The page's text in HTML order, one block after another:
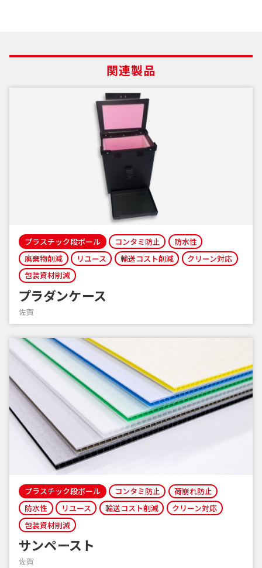
関連製品
プラスチック段ボール コンタミ防止
防水性
廃棄物削減
リユース 輸送コスト削減
クリーン対応
包装資材削減
プラダンケース
佐賀
プラスチック段ボール コンタミ防止
荷崩れ防止
防水性
リユース 輸送コスト削減
クリーン対応
包装資材削減
サンペースト
佐賀